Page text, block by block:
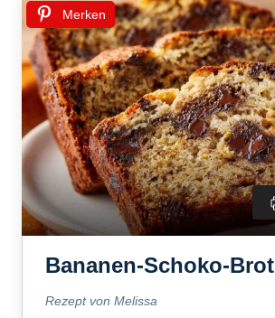
Merken
Bananen-Schoko-Brot
Rezept von Melissa